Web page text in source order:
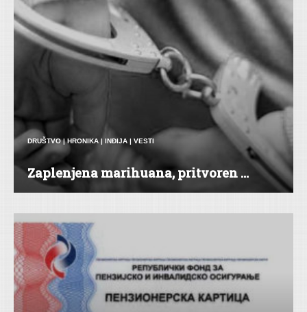
DRUŠTVO|HRONIKA| INĐIJA | VESTI
Zaplenjena marihuana, pritvoren ...